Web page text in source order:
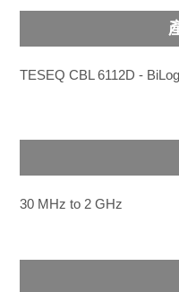
TESEQ CBL 6112D -
30 MHz to 2 GHz